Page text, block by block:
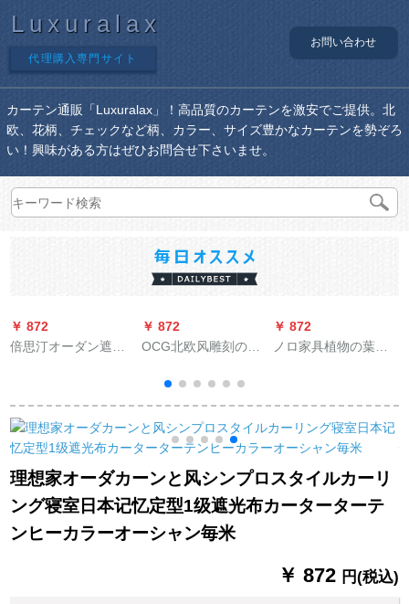
Luxuralax
代理購入専門サイト
お問い合わせ
カーテン通販「Luxuralax」！高品質のカーテンを激安でご提供。北
欧、花柄、チェックなど柄、カラー、サイズ豊かなカーテンを勢ぞろ
い！興味がある方はぜひお問合せ下さいませ。
￥ 872
倍思汀オーダン遮光
インネリングのレイ
ンフュージョンプロ
プロプロプロプロプ
ロプロプロプロプロ
プロプロプロプロプ
ロプロプロプロファ
イル
￥ 872
OCG北欧风雕刻の星
系二阶姫系寝室で梦
に见るロマスーピン
ククカリービ姫粉フ2
メトオルダカンン高
さが変化します。
￥ 872
ノロ家具植物の葉刺
ロダンキング寝室レ
ストール掃き出窓窓
窓窓窓窓窓窓外レカ
ーステーン九色オプ
シン君子葉ブティッ
クの布帯フック2.5幅
とができます。
理想家オーダカーンと风シンプロスタイルカーリ
ング寝室日本记忆定型1级遮光布カーターターテ
ンヒーカラーオーシャン毎米
￥ 872 円(税込)